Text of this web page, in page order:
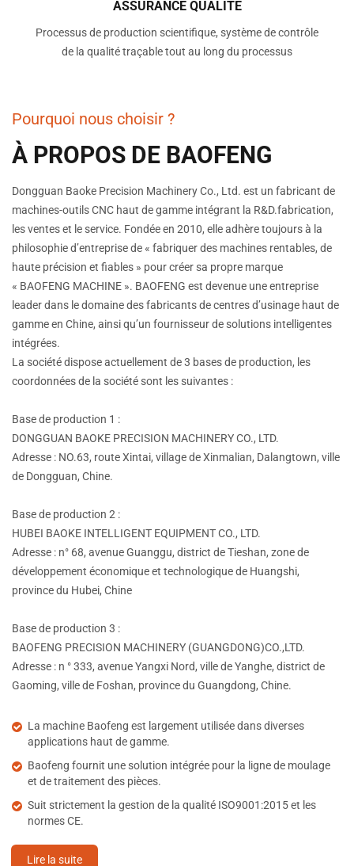
ASSURANCE QUALITÉ
Processus de production scientifique, système de contrôle
de la qualité traçable tout au long du processus
Pourquoi nous choisir ?
À PROPOS DE BAOFENG
Dongguan Baoke Precision Machinery Co., Ltd. est un fabricant de
machines-outils CNC haut de gamme intégrant la R&D.fabrication,
les ventes et le service. Fondée en 2010, elle adhère toujours à la
philosophie d’entreprise de « fabriquer des machines rentables, de
haute précision et fiables » pour créer sa propre marque
« BAOFENG MACHINE ». BAOFENG est devenue une entreprise
leader dans le domaine des fabricants de centres d’usinage haut de
gamme en Chine, ainsi qu’un fournisseur de solutions intelligentes
intégrées.
La société dispose actuellement de 3 bases de production, les
coordonnées de la société sont les suivantes :
Base de production 1 :
DONGGUAN BAOKE PRECISION MACHINERY CO., LTD.
Adresse : NO.63, route Xintai, village de Xinmalian, Dalangtown, ville
de Dongguan, Chine.
Base de production 2 :
HUBEI BAOKE INTELLIGENT EQUIPMENT CO., LTD.
Adresse : n° 68, avenue Guanggu, district de Tieshan, zone de
développement économique et technologique de Huangshi,
province du Hubei, Chine
Base de production 3 :
BAOFENG PRECISION MACHINERY (GUANGDONG)CO.,LTD.
Adresse : n ° 333, avenue Yangxi Nord, ville de Yanghe, district de
Gaoming, ville de Foshan, province du Guangdong, Chine.
La machine Baofeng est largement utilisée dans diverses
applications haut de gamme.
Baofeng fournit une solution intégrée pour la ligne de moulage
et de traitement des pièces.
Suit strictement la gestion de la qualité ISO9001:2015 et les
normes CE.
Lire la suite